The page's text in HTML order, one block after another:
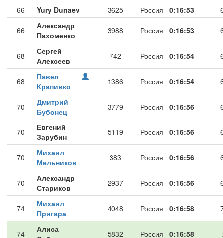
66 Yury Dunaev 3625 Россия 0:16:53
66
Александр
Пахоменко
3988 Россия 0:16:53
68
Сергей
Алексеев
742 Россия 0:16:54
68
Павел
Крапивко
1386 Россия 0:16:54
70
Дмитрий
Бубонец
3779 Россия 0:16:56
70
Евгений
Зарубин
5119 Россия 0:16:56
70
Михаил
Мельников
383 Россия 0:16:56
70
Александр
Стариков
2937 Россия 0:16:56
74
Михаил
Пригара
4048 Россия 0:16:58
74
Алиса
5832 Россия 0:16:58